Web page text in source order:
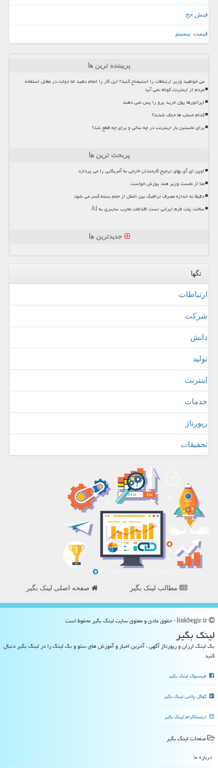
فیش حج
قیمت بیسیم
پربیننده ترین ها
می خواهید وزیر ارتباطات را استیضاح کنید؟ این کار را انجام دهید اما دولت در مقابل استفاده
مردم از اینترنت کوتاه نمی آید
اپراتورها پول خرید پرو را پس نمی دهند
کدام حساب ها حذف شدند؟
برای نخستین بار اینترنت در چه سالی و برای چه قطع شد؟
پربحث ترین ها
اوپن ای آی بهای ترجیح کارمندان خارجی به آمریکایی را می پردازد
متا از نخست وزیر هند پوزش خواست
دقیقا به اندازه مصرف ترافیک بین الملل از حجم بسته کسر می شود
ساخت پلت فرم ایرانی تست اقدامات مخرب سایبری به AI
جدیدترین ها
تگها
ارتباطات
شركت
دانش
تولید
اینترنت
خدمات
رپورتاژ
تحقیقات
مطالب لینک بگیر صفحه اصلی لینک بگیر
لینك بگیر
بک لینک ارزان و رپورتاژ آگهی ، آخرین اخبار و آموزش های سئو و بک لینک را در لینک بگیر دنبال
کنید
فیسبوک لینک بگیر
گوگل پلاس لینک بگیر
اینستاگرام لینک بگیر
صفحات لینك بگیر
درباره ما